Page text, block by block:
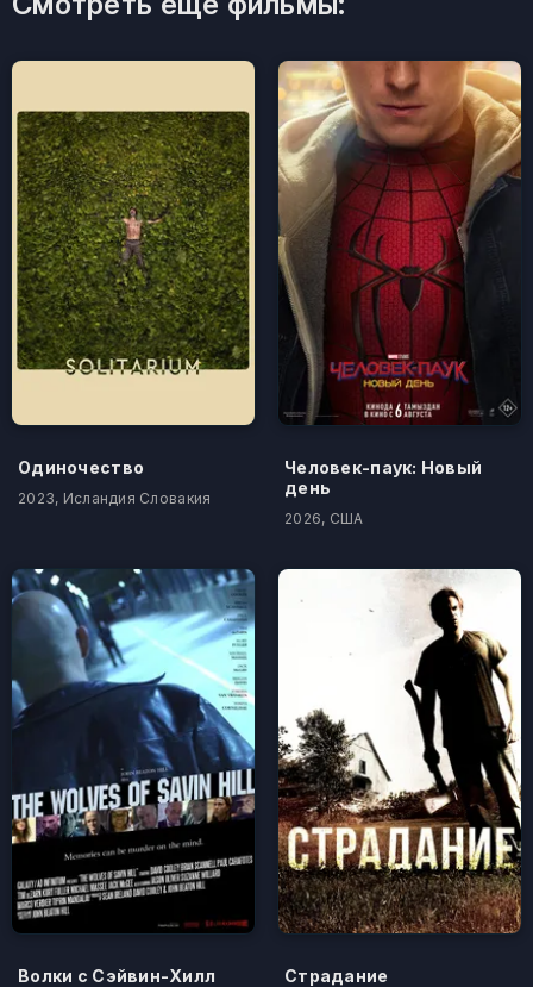
Одиночество
2023, Исландия Словакия
Человек-паук: Новый
день
2026, США
Волки с Сэйвин-Хилл Страдание